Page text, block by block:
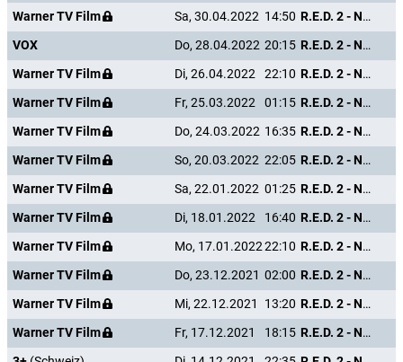
Warner TV Film
Sa, 30.04.2022 14:50
R.E.D. 2 - Noch Älter. Härter. Besser.
VOX
Do, 28.04.2022 20:15
R.E.D. 2 - Noch Älter. Härter. Besser.
Warner TV Film
Di, 26.04.2022 22:10
R.E.D. 2 - Noch Älter. Härter. Besser.
Warner TV Film
Fr, 25.03.2022 01:15
R.E.D. 2 - Noch Älter. Härter. Besser.
Warner TV Film
Do, 24.03.2022 16:35
R.E.D. 2 - Noch Älter. Härter. Besser.
Warner TV Film
So, 20.03.2022 22:05
R.E.D. 2 - Noch Älter. Härter. Besser.
Warner TV Film
Sa, 22.01.2022 01:25
R.E.D. 2 - Noch Älter. Härter. Besser.
Warner TV Film
Di, 18.01.2022 16:40
R.E.D. 2 - Noch Älter. Härter. Besser.
Warner TV Film
Mo, 17.01.202222:10
R.E.D. 2 - Noch Älter. Härter. Besser.
Warner TV Film
Do, 23.12.2021 02:00
R.E.D. 2 - Noch Älter. Härter. Besser.
Warner TV Film
Mi, 22.12.2021 13:20
R.E.D. 2 - Noch Älter. Härter. Besser.
Warner TV Film
Fr, 17.12.2021 18:15
R.E.D. 2 - Noch Älter. Härter. Besser.